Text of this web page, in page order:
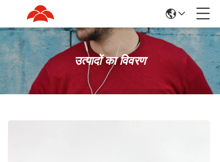
उत्पादों का विवरण